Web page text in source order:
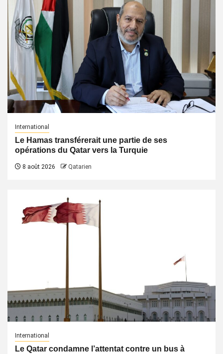
International
Le Hamas transférerait une partie de ses
opérations du Qatar vers la Turquie
8 août 2026 Qatarien
International
Le Qatar condamne l’attentat contre un bus à